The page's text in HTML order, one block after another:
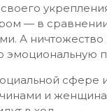
— в
А
эмоциональную
сфере
и